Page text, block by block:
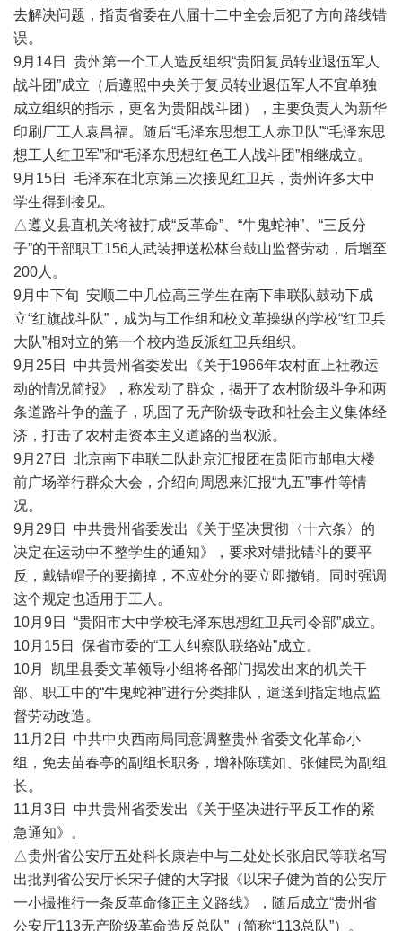
去解决问题，指责省委在八届十二中全会后犯了方向路线错
误。
9月14日 贵州第一个工人造反组织“贵阳复员转业退伍军人
战斗团”成立（后遵照中央关于复员转业退伍军人不宜单独
成立组织的指示，更名为贵阳战斗团），主要负责人为新华
印刷厂工人袁昌福。随后“毛泽东思想工人赤卫队”“毛泽东思
想工人红卫军”和“毛泽东思想红色工人战斗团”相继成立。
9月15日 毛泽东在北京第三次接见红卫兵，贵州许多大中
学生得到接见。
△遵义县直机关将被打成“反革命”、“牛鬼蛇神”、“三反分
子”的干部职工156人武装押送松林台鼓山监督劳动，后增至
200人。
9月中下旬 安顺二中几位高三学生在南下串联队鼓动下成
立“红旗战斗队”，成为与工作组和校文革操纵的学校“红卫兵
大队”相对立的第一个校内造反派红卫兵组织。
9月25日 中共贵州省委发出《关于1966年农村面上社教运
动的情况简报》，称发动了群众，揭开了农村阶级斗争和两
条道路斗争的盖子，巩固了无产阶级专政和社会主义集体经
济，打击了农村走资本主义道路的当权派。
9月27日 北京南下串联二队赴京汇报团在贵阳市邮电大楼
前广场举行群众大会，介绍向周恩来汇报“九五”事件等情
况。
9月29日 中共贵州省委发出《关于坚决贯彻〈十六条〉的
决定在运动中不整学生的通知》，要求对错批错斗的要平
反，戴错帽子的要摘掉，不应处分的要立即撤销。同时强调
这个规定也适用于工人。
10月9日 “贵阳市大中学校毛泽东思想红卫兵司令部”成立。
10月15日 保省市委的“工人纠察队联络站”成立。
10月 凯里县委文革领导小组将各部门揭发出来的机关干
部、职工中的“牛鬼蛇神”进行分类排队，遣送到指定地点监
督劳动改造。
11月2日 中共中央西南局同意调整贵州省委文化革命小
组，免去苗春亭的副组长职务，增补陈璞如、张健民为副组
长。
11月3日 中共贵州省委发出《关于坚决进行平反工作的紧
急通知》。
△贵州省公安厅五处科长康岩中与二处处长张启民等联名写
出批判省公安厅长宋子健的大字报《以宋子健为首的公安厅
一小撮推行一条反革命修正主义路线》，随后成立“贵州省
公安厅113无产阶级革命造反总队”（简称“113总队”）。